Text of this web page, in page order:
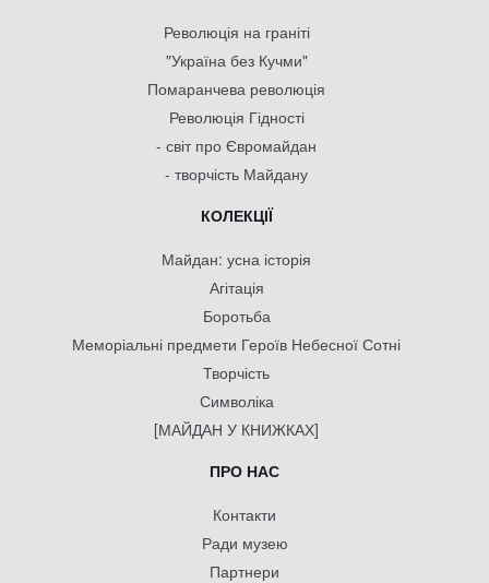
Революція на граніті
"Україна без Кучми"
Помаранчева революція
Революція Гідності
- світ про Євромайдан
- творчість Майдану
КОЛЕКЦІЇ
Майдан: усна історія
Агітація
Боротьба
Меморіальні предмети Героїв Небесної Сотні
Творчість
Символіка
[МАЙДАН У КНИЖКАХ]
ПРО НАС
Контакти
Ради музею
Партнери